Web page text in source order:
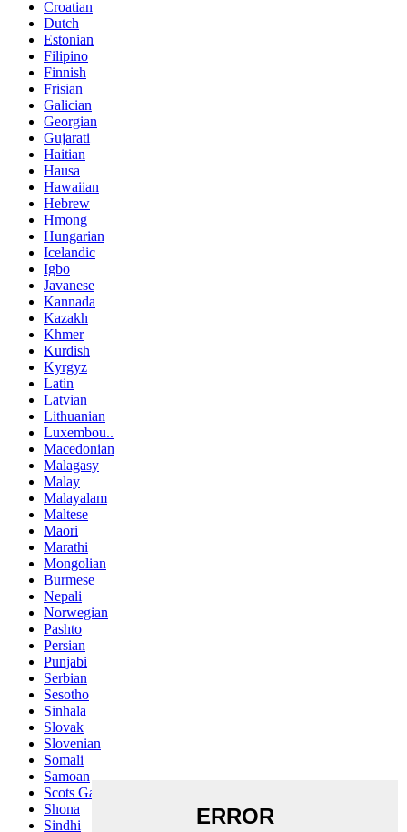
Croatian
Dutch
Estonian
Filipino
Finnish
Frisian
Galician
Georgian
Gujarati
Haitian
Hausa
Hawaiian
Hebrew
Hmong
Hungarian
Icelandic
Igbo
Javanese
Kannada
Kazakh
Khmer
Kurdish
Kyrgyz
Latin
Latvian
Lithuanian
Luxembou..
Macedonian
Malagasy
Malay
Malayalam
Maltese
Maori
Marathi
Mongolian
Burmese
Nepali
Norwegian
Pashto
Persian
Punjabi
Serbian
Sesotho
Sinhala
Slovak
Slovenian
Somali
Samoan
Scots Gaelic
Shona
Sindhi